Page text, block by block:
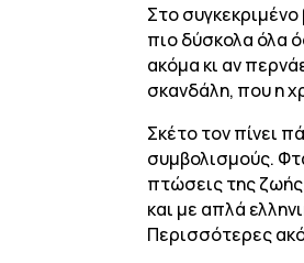
Στο
πιο δύσκολα όλα
ακόμα κι αν
σκανδάλη, που η
Σκέτο τον πίνει
συμβολισμούς.
πτώσεις της ζωής.
και με απλά
Περισσότερες